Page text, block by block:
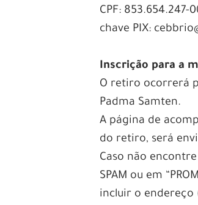
CPF: 853.654.247-
chave PIX:
Inscrição para a
O retiro ocorrerá
Padma Samten.
A página de
do retiro, será
Caso não encontre
SPAM ou em
incluir o endereço